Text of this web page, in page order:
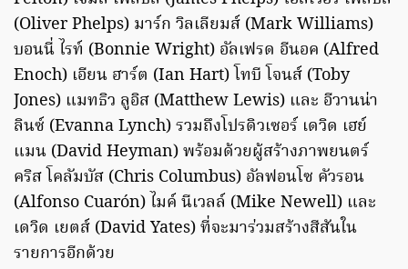
(Oliver Phelps) มาร์ก วิลเลียมส์ (Mark Williams)
บอนนี่ ไรท์ (Bonnie Wright) อัลเฟรด อีนอค (Alfred
Enoch) เอียน ฮาร์ต (Ian Hart) โทบี โจนส์ (Toby
Jones) แมทธิว ลูอิส (Matthew Lewis) และ อีวานน่า
ลินซ์ (Evanna Lynch) รวมถึงโปรดิวเซอร์ เดวิด เฮย์
แมน (David Heyman) พร้อมด้วยผู้สร้างภาพยนตร์
คริส โคลัมบัส (Chris Columbus) อัลฟอนโซ คัวรอน
(Alfonso Cuarón) ไมค์ นีเวลล์ (Mike Newell) และ
เดวิด เยตส์ (David Yates) ที่จะมาร่วมสร้างสีสันใน
รายการอีกด้วย